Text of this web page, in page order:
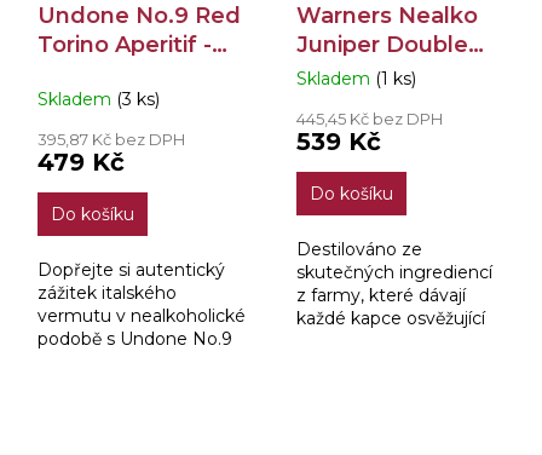
Undone No.9 Red
Torino Aperitif -
0,7l
Skladem (3 ks)
395,87 Kč bez DPH
479 Kč
Do košíku
Dopřejte si autentický
zážitek italského
vermutu v nealkoholické
podobě s Undone No.9
Warners Nealko
Juniper Double
0,5l
Průměrné
produktu
je
5,0
5
hvězdiček.
Skladem (1 ks)
445,45 Kč bez DPH
539 Kč
Do košíku
Destilováno ze
skutečných ingrediencí
z farmy, které dávají
každé kapce osvěžující